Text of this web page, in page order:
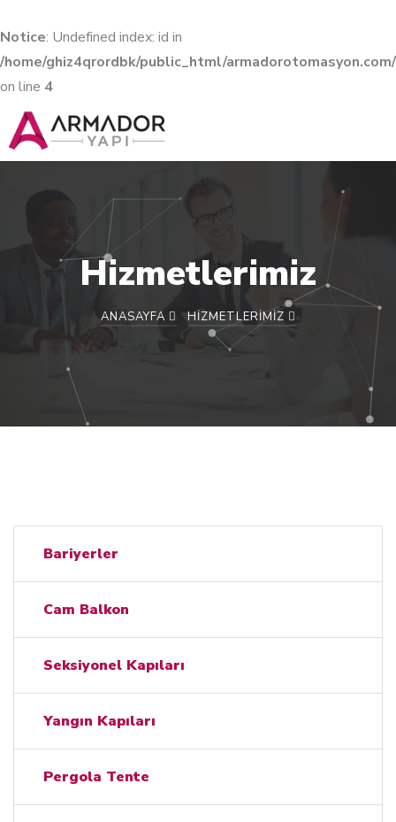
Notice: Undefined index: id in
/home/ghiz4qrordbk/public_html/
on line 4
Hizmetlerimiz
ANASAYFA HIZMETLERIMIZ
Bariyerler
Cam Balkon
Seksiyonel Kapıları
Yangın Kapıları
Pergola Tente